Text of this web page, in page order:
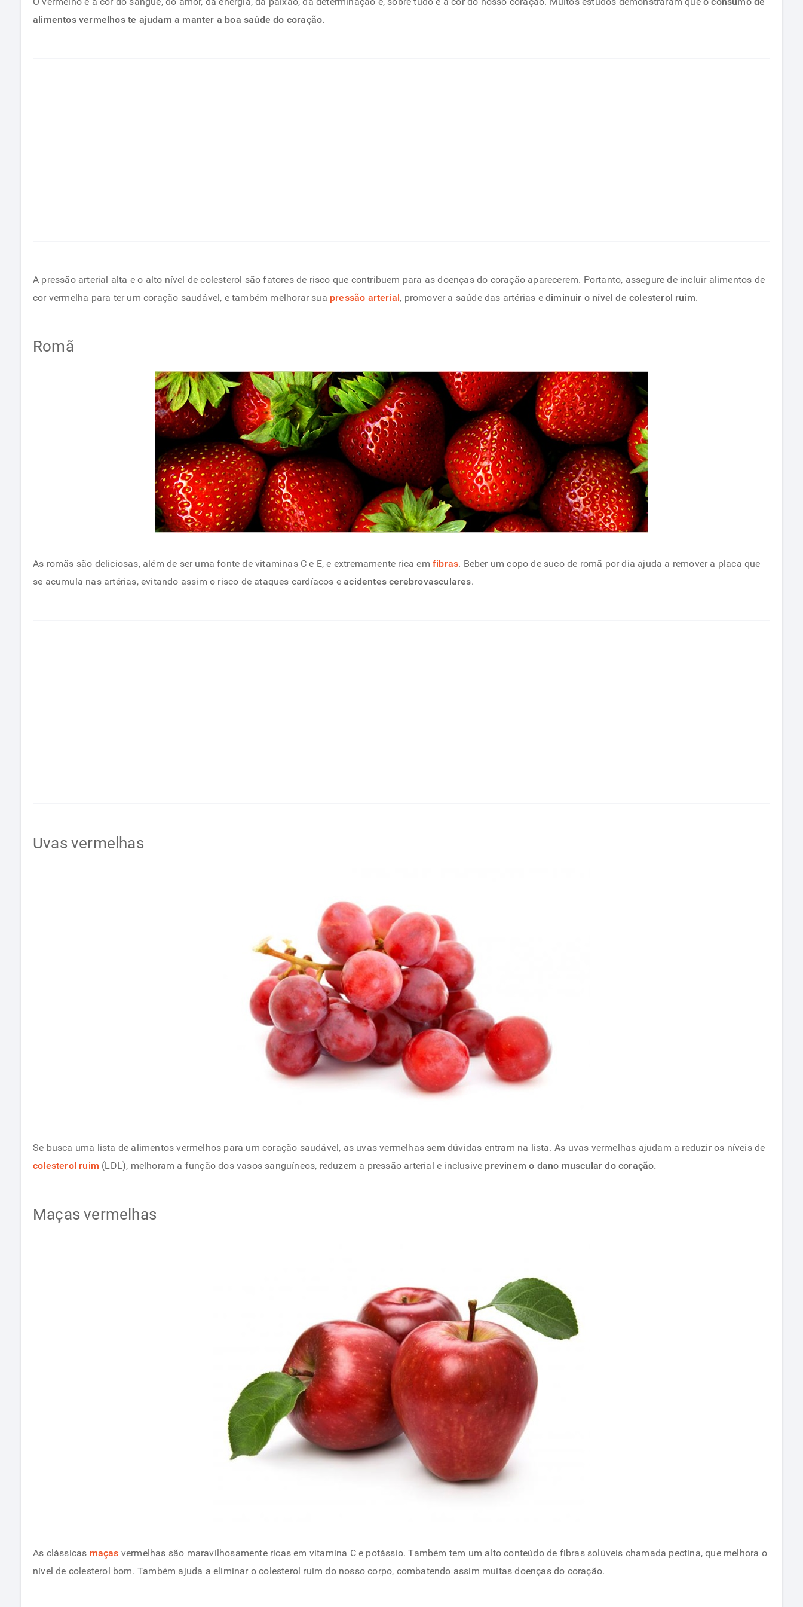
alimentos vermelhos te ajudam a manter a boa saúde do coração.
A pressão arterial alta e o alto nível de colesterol são fatores de risco que contribuem para as doenças do coração aparecerem. Portanto, assegure de incluir alimentos de
cor vermelha para ter um coração saudável, e também melhorar sua pressão arterial, promover a saúde das artérias ediminuir o nível de colesterol ruim.
Romã
As romãs são deliciosas, além de ser uma fonte de vitaminas C e E, e extremamente rica em fibras. Beber um copo de suco de romã por dia ajuda a remover a placa que
se acumula nas artérias, evitando assim o risco de ataques cardíacos eacidentes cerebrovasculares.
Uvas vermelhas
Se busca uma lista de alimentos vermelhos para um coração saudável, as uvas vermelhas sem dúvidas entram na lista. As uvas vermelhas ajudam a reduzir os níveis de
colesterol ruim (LDL), melhoram a função dos vasos sanguíneos, reduzem a pressão arterial e inclusive previnem o dano muscular do coração.
Maças vermelhas
As clássicas maças vermelhas são maravilhosamente ricas em vitamina C e potássio. Também tem um alto conteúdo de fibras solúveis chamada pectina, que melhora o
nível de colesterol bom. Também ajuda a eliminar o colesterol ruim do nosso corpo, combatendo assim muitas doenças do coração.